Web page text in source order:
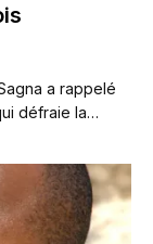
a rappelé
défraie la…